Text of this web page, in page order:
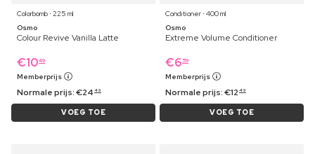
Colorbomb ⋅ 225 ml
Osmo
Colour Revive Vanilla Latte
€1049
Memberprijs
Normale prijs:€24 49
VOEG TOE
Conditioner ⋅ 400 ml
Osmo
Extreme Volume Conditioner
€6 59
Memberprijs
Normale prijs:€12 49
VOEG TOE